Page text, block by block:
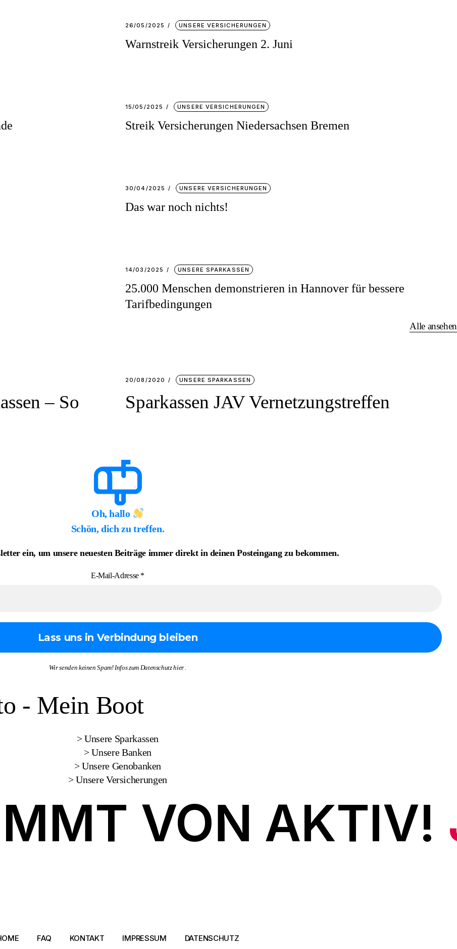
26/05/2025 UNSERE VERSICHERUNGEN
Warnstreik Versicherungen 2. Juni
15/05/2025 UNSERE VERSICHERUNGEN
Streik Versicherungen Niedersachsen Bremen
30/04/2025 UNSERE VERSICHERUNGEN
Das war noch nichts!
14/03/2025 UNSERE SPARKASSEN
25.000 Menschen demonstrieren in Hannover für bessere
Tarifbedingungen
Alle ansehen
– So
20/08/2020 UNSERE SPARKASSEN
Sparkassen JAV Vernetzungstreffen
Oh, hallo
Schön, dich zu treffen.
ein, um unsere neuesten Beiträge immer direkt in deinen Posteingang zu bekommen.
E-Mail-Adresse *
Wir senden keinen Spam! Infos zum Datenschutzhier.
- Mein Boot
> Unsere Sparkassen
> Unsere Banken
> Unsere Genobanken
> Unsere Versicherungen
VON AKTIV!
FAQ KONTAKT IMPRESSUM DATENSCHUTZ